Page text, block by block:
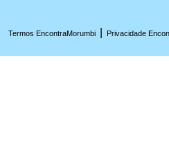
Termos EncontraMorumbi Privacidade